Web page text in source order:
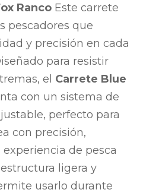
RancoEste carrete
pescadores que
y precisión en cada
para resistir
el Carrete Blue
con un sistema de
perfecto para
con precisión,
de pesca
ligera y
usarlo durante